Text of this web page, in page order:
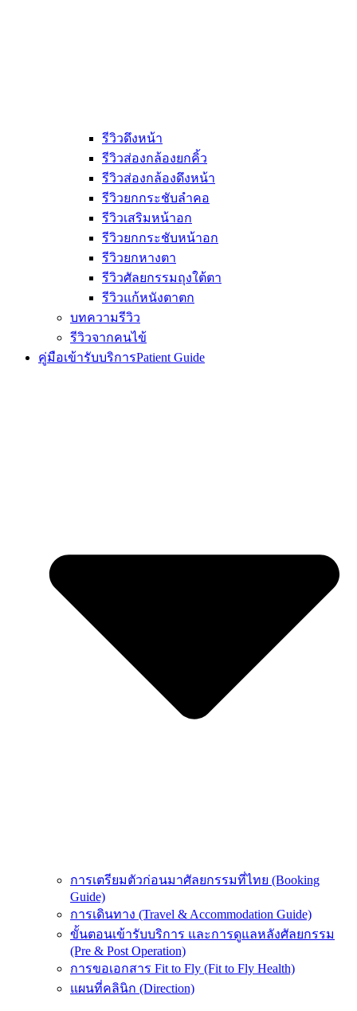
รีวิวดึงหน้า
รีวิวส่องกล้องยกคิ้ว
รีวิวส่องกล้องดึงหน้า
รีวิวยกกระชับลำคอ
รีวิวเสริมหน้าอก
รีวิวยกกระชับหน้าอก
รีวิวยกหางตา
รีวิวศัลยกรรมถุงใต้ตา
รีวิวแก้หนังตาตก
บทความรีวิว
รีวิวจากคนไข้
คู่มือเข้ารับบริการPatient Guide
การเตรียมตัวก่อนมาศัลยกรรมที่ไทย (Booking
Guide)
การเดินทาง (Travel & Accommodation Guide)
ขั้นตอนเข้ารับบริการ และการดูแลหลังศัลยกรรม
(Pre & Post Operation)
การขอเอกสาร Fit to Fly (Fit to Fly Health)
แผนที่คลินิก (Direction)